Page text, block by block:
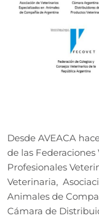
Desde AVEACA
de las Federaciones
Profesionales
Veterinaria,
Animales de
Cámara de